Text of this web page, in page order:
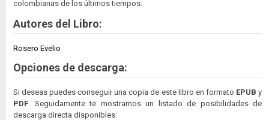
colombianas de los últimos tiempos.
Autores del Libro:
Rosero Evelio
Opciones de descarga:
Si deseas puedes conseguir una copia de este libro en formato EPUB y
PDF . Seguidamente te mostramos un listado de posibilidades de
descarga directa disponibles: